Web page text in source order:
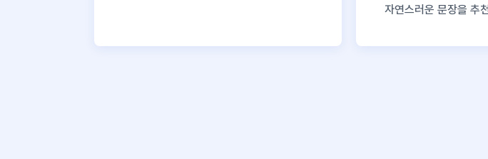
자연스러운 문장을 추